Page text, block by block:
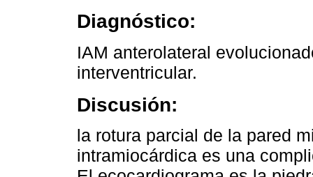
Diagnóstico:
IAM anterolateral
interventricular.
Discusión:
la rotura parcial de la pared
intramiocárdica es una